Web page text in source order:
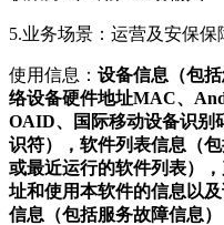
5.业务场景：运营及安保保
使用信息： 设备信息（包
络设备硬件地址MAC、
OAID、国际移动设备识
识符），软件列表信息（
或最近运行的软件列表）
址和使用本软件的信息以
信息（包括服务故障信息）